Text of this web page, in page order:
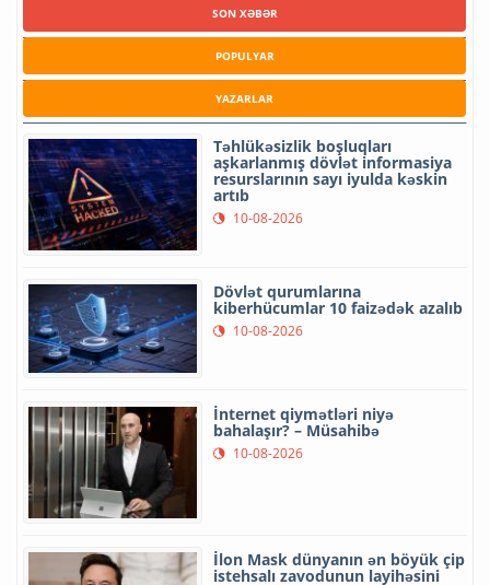
SON XƏBƏR
POPULYAR
YAZARLAR
Təhlükəsizlik boşluqları
aşkarlanmış dövlət informasiya
resurslarının sayı iyulda kəskin
artıb
10-08-2026
Dövlət qurumlarına
kiberhücumlar 10 faizədək azalıb
10-08-2026
İnternet qiymətləri niyə
bahalaşır? – Müsahibə
10-08-2026
İlon Mask dünyanın ən böyük çip
istehsalı zavodunun layihəsini